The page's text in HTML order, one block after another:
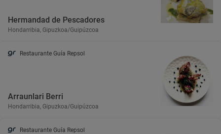
Hermandad de Pescadores
Hondarribia, Gipuzkoa/Guipúzcoa
Restaurante Guía Repsol
Arraunlari Berri
Hondarribia, Gipuzkoa/Guipúzcoa
Restaurante Guía Repsol